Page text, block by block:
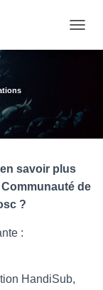
U
/
E
savoir plus
de
?
:
HandiSub,